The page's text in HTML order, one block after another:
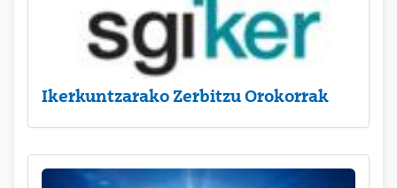
Ikerkuntzarako Zerbitzu Orokorrak